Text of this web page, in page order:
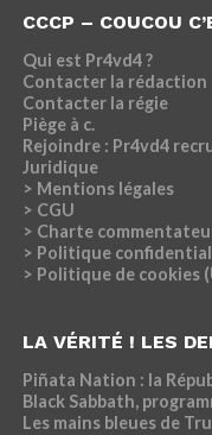
CCCP – COUCOU
Qui est Pr4vd4 ?
Contacter la rédaction
Contacter la régie
Piège à c.
Rejoindre : Pr4vd4
Juridique
> Mentions légales
> CGU
> Charte
> Politique
> Politique de cookies
LA VÉRITÉ ! LES
Piñata Nation : la
Black Sabbath,
Les mains bleues de